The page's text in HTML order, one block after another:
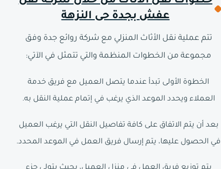
عفش بجدة حى النزهة
تتم عملية نقل الأثاث المنزلي مع شركة روائع جدة وفق
مجموعة من الخطوات المنظمة والتي تتمثل في الآتي:
الخطوة الأولى تبدأ عندما يتصل العميل مع فريق خدمة
العملاء ويحدد الموعد الذي يرغب في إتمام عملية النقل به.
بعد أن يتم الاتفاق على كافة تفاصيل النقل التي يرغب العميل
في الحصول عليها، يتم إرسال فريق العمل في الموعد المحدد.